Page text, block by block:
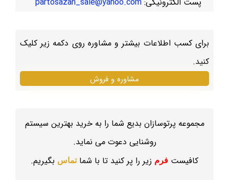
برای کسب اطلاعات بیشتر و مشاوره روی دکمه زیر کلیک
کنید.
مشاوره و فروش
مجموعه پرتوسازان بدیع شما را به خرید بهترین سیستم
روشنایی دعوت می نماید.
کافیست فرم زیر را پر کنید تا با شماتماس بگیریم.